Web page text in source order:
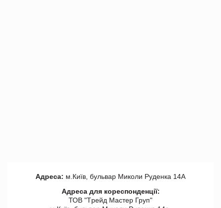
Адреса: м.Київ, бульвар Миколи Руденка 14А
Адреса для кореспонденції:
ТОВ "Tрейд Мастер Груп"